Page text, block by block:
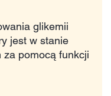
glikemii
jest w stanie
za pomocą funkcji